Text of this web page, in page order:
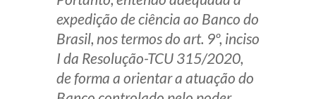
expedição de ciência ao Banco do
Brasil, nos termos do art. 9º, inciso
I da Resolução-TCU 315/2020,
de forma a orientar a atuação do